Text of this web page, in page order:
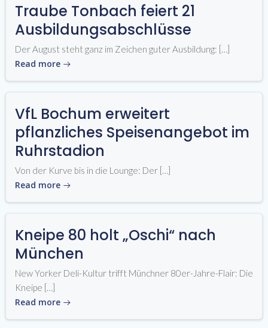
Traube Tonbach feiert 21
Ausbildungsabschlüsse
Der August steht ganz im Zeichen guter Ausbildung: […]
Read more
VfL Bochum erweitert
pflanzliches Speisenangebot im
Ruhrstadion
Von der Kurve bis in die Lounge: Der […]
Read more
Kneipe 80 holt „Oschi“ nach
München
New Yorker Deli-Kultur trifft Münchner 80er-Jahre-Flair: Die
Kneipe […]
Read more